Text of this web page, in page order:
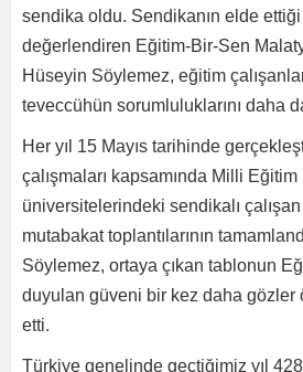
sendika oldu. Sendikanın elde ettiği
değerlendiren Eğitim-Bir-Sen
Hüseyin Söylemez, eğitim
teveccühün sorumluluklarını daha
Her yıl 15 Mayıs tarihinde
çalışmaları kapsamında Milli Eğitim
üniversitelerindeki sendikalı çalışan
mutabakat toplantılarının
Söylemez, ortaya çıkan tablonun
duyulan güveni bir kez daha gözler
etti.
Türkiye genelinde geçtiğimiz yıl